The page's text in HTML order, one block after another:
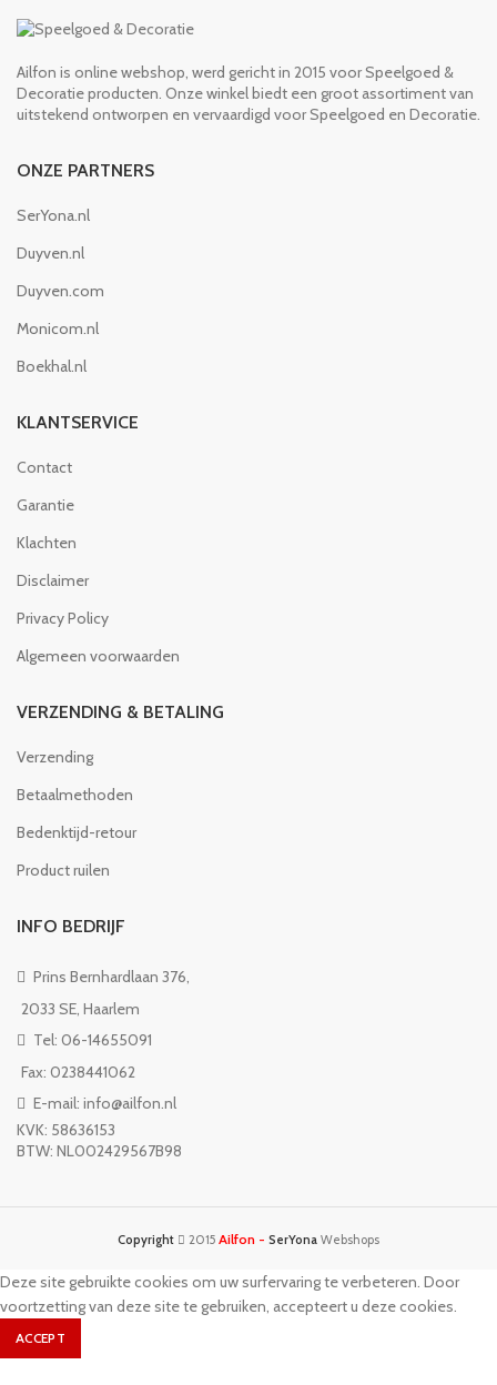
Ailfon is online webshop, werd gericht in 2015 voor Speelgoed &
Decoratie producten. Onze winkel biedt een groot assortiment van
uitstekend ontworpen en vervaardigd voor Speelgoed en Decoratie.
ONZE PARTNERS
SerYona.nl
Duyven.nl
Duyven.com
Monicom.nl
Boekhal.nl
KLANTSERVICE
Contact
Garantie
Klachten
Disclaimer
Privacy Policy
Algemeen voorwaarden
VERZENDING & BETALING
Verzending
Betaalmethoden
Bedenktijd-retour
Product ruilen
INFO BEDRIJF
Prins Bernhardlaan 376,
2033 SE, Haarlem
Tel: 06-14655091
Fax: 0238441062
E-mail: info@ailfon.nl
KVK: 58636153
BTW: NL002429567B98
Copyright 2015 Ailfon - SerYona Webshops
Deze site gebruikte cookies om uw surfervaring te verbeteren. Door
voortzetting van deze site te gebruiken, accepteert u deze cookies.
ACCEPT